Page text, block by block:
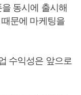
동시에 출시해
문에 마케팅을
수익성은 앞으로